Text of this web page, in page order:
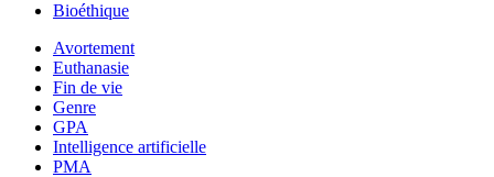
Bioéthique
Avortement
Euthanasie
Fin de vie
Genre
GPA
Intelligence artificielle
PMA